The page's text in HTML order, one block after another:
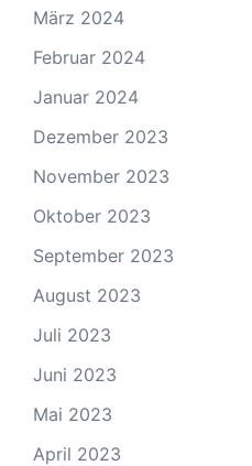
März 2024
Februar 2024
Januar 2024
Dezember 2023
November 2023
Oktober 2023
September 2023
August 2023
Juli 2023
Juni 2023
Mai 2023
April 2023